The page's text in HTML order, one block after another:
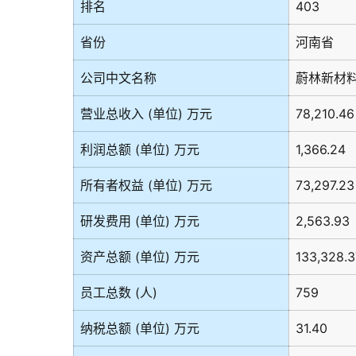
排名 403
省份 河南省
公司中文名称 蔚林新材
营业总收入 (单位) 万元 78,210.46
利润总额 (单位) 万元 1,366.24
所有者权益 (单位) 万元 73,297.23
研发费用 (单位) 万元 2,563.93
资产总额 (单位) 万元
员工总数 (人) 759
纳税总额 (单位) 万元 31.40